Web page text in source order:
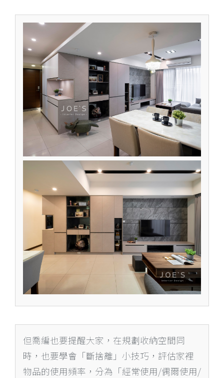
但喬編也要提醒大家，在規劃收納空間同
時，也要學會「斷捨離」小技巧，評估家裡
物品的使用頻率，分為「經常使用/偶爾使用/